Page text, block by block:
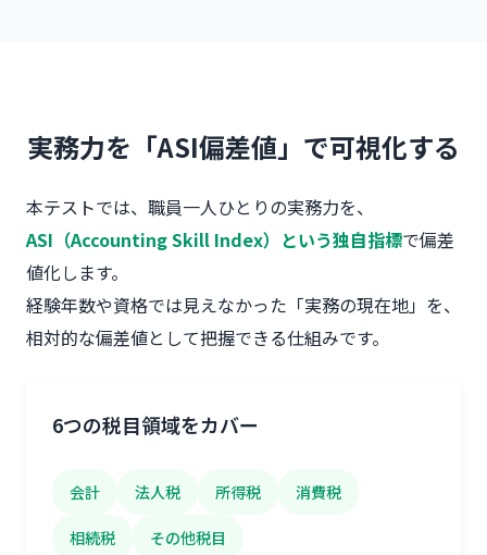
実務力を「ASI偏差値」で可視化する
本テストでは、職員一人ひとりの実務力を、
ASI（Accounting Skill Index）という独自指標で偏差
値化します。
経験年数や資格では見えなかった「実務の現在地」を、
相対的な偏差値として把握できる仕組みです。
6つの税目領域をカバー
会計 法人税 所得税 消費税
相続税 その他税目